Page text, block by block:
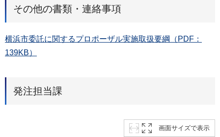
その他の書類・連絡事項
横浜市委託に関するプロポーザル実施取扱要綱（PDF：
139KB）
発注担当課
画面サイズで表示